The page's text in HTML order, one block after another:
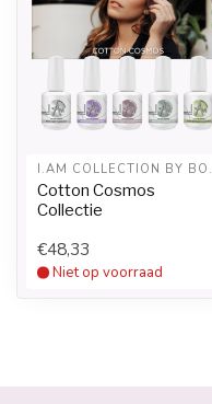
I.AM COLLECTION BY BO.
Cotton Cosmos
Collectie
€48,33
Niet op voorraad